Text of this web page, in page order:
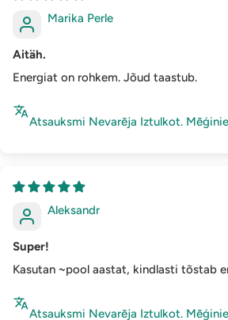
Marika Perle
Aitäh.
Energiat on rohkem. Jõud taastub.
Atsauksmi Nevarēja Iztulkot.
Aleksandr
Super!
Kasutan ~pool aastat, kindlasti tõstab
Atsauksmi Nevarēja Iztulkot.